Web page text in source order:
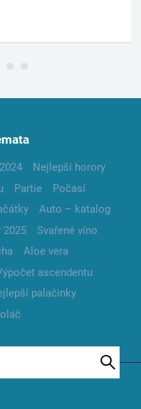
Nejlepší horory
Partie
Počasí
Auto – katalog
2025
Svařené víno
Aloe vera
ascendentu
palačinky